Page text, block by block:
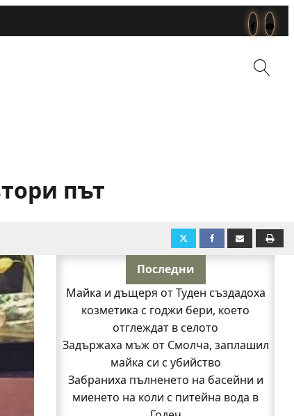
път
Последни
Майка и дъщеря от Туден създадоха
козметика с годжи бери, което
отглеждат в селото
Задържаха мъж от Смолча, заплашил
майка си с убийство
Забраниха пълненето на басейни и
миенето на коли с питейна вода в